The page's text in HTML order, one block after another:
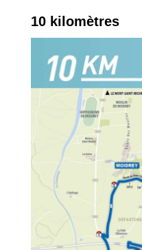
10 kilomètres